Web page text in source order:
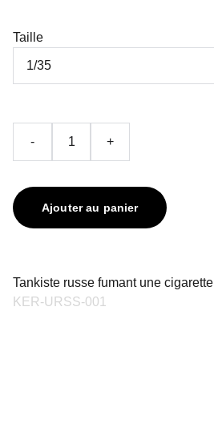
Taille
- +
Ajouter au panier
Tankiste russe fumant une cigarette
KER-URSS-001